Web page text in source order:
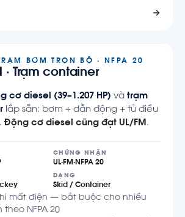
BƠM TRỌN BỘ · NFPA 20
Trạm container
cơ diesel (39–1.207 HP) và trạm
lắp sẵn: bơm + dẫn động + tủ điều
Động cơ diesel cũng đạt UL/FM .
CHỨNG NHẬN
UL·FM·NFPA 20
DẠNG
Skid / Container
mất điện — bắt buộc cho nhiều
NFPA 20